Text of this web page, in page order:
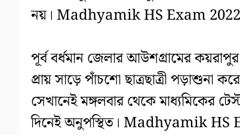
নয়। Madhyamik HS Exam 2022
পূর্ব বর্ধমান জেলার আউশগ্রামের
প্রায় সাড়ে পাঁচশো ছাত্রছাত্রী পড়াশুনা
সেখানেই মঙ্গলবার থেকে মাধ্যমিকের
দিনেই অনুপস্থিত। Madhyamik HS